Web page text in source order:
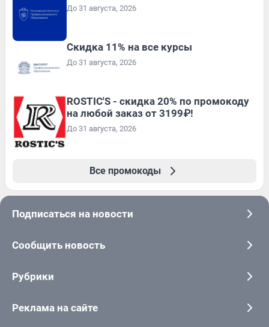
До 31 августа, 2026
Скидка 11% на все курсы
До 31 августа, 2026
ROSTIC'S - скидка 20% по промокоду
на любой заказ от 3199₽!
До 31 августа, 2026
Все промокоды
Подписаться на новости
Сообщить новость
Рубрики
Реклама на сайте